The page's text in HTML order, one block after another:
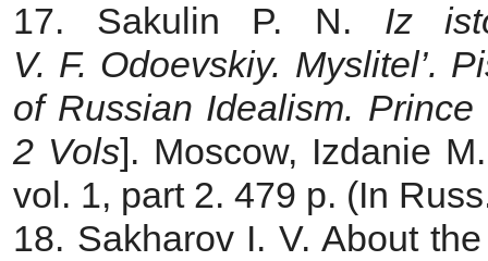
17. Sakulin P. N. Iz
V. F. Odoevskiy. Myslitel’.
of Russian Idealism.
2 Vols]. Moscow, Izdanie
vol. 1, part 2. 479 p. (In
18. Sakharov I. V. About